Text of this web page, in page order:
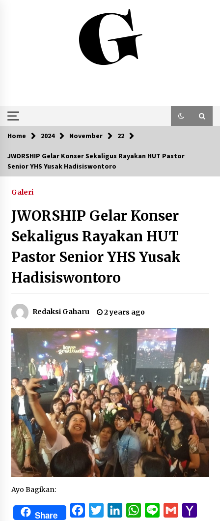
Home 2024 November 22
JWORSHIP Gelar Konser Sekaligus Rayakan HUT Pastor
Senior YHS Yusak Hadisiswontoro
Galeri
JWORSHIP Gelar Konser
Sekaligus Rayakan HUT
Pastor Senior YHS Yusak
Hadisiswontoro
Redaksi Gaharu 2 years ago
Ayo Bagikan:
Share FacebookTwitterLinkedInWhatsApp
Line Gmail